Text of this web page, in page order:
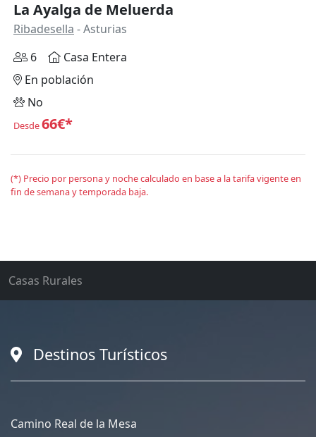
La Ayalga de Meluerda
Ribadesella - Asturias
6
Casa Entera
En población
No
Desde66€*
(*) Precio por persona y noche calculado en base a la tarifa vigente en
fin de semana y temporada baja.
Casas Rurales
Destinos Turísticos
Camino Real de la Mesa